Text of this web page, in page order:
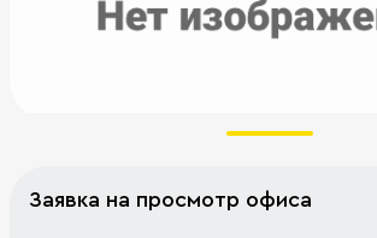
Заявка на просмотр офиса